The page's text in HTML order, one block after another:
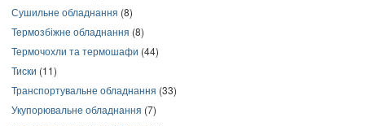
Сушильне обладнання (8)
Термозбіжне обладнання (8)
Термочохли та термошафи (44)
Тиски (11)
Транспортувальне обладнання (33)
Укупорювальне обладнання (7)